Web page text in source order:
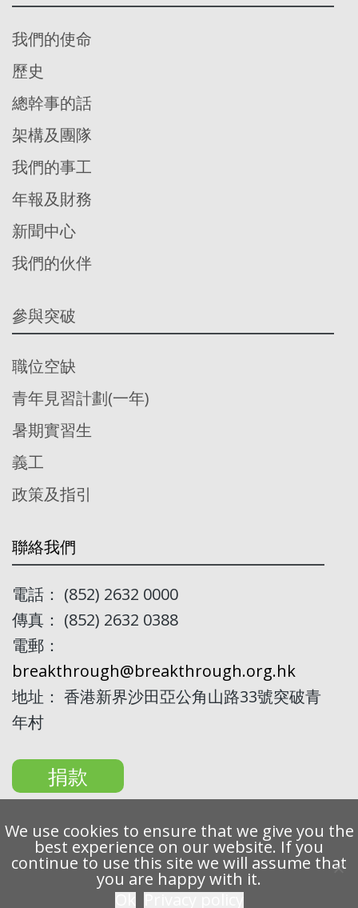
我們的使命
歷史
總幹事的話
架構及團隊
我們的事工
年報及財務
新聞中心
我們的伙伴
參與突破
職位空缺
青年見習計劃(一年)
暑期實習生
義工
政策及指引
聯絡我們
電話： (852) 2632 0000
傳真： (852) 2632 0388
電郵：
breakthrough@breakthrough.org.hk
地址： 香港新界沙田亞公角山路33號突破青
年村
捐款
Copyright 2022 Breakthrough Ltd. All rights reserved.
We use cookies to ensure that we give you the
best experience on our website. If you
continue to use this site we will assume that
you are happy with it.